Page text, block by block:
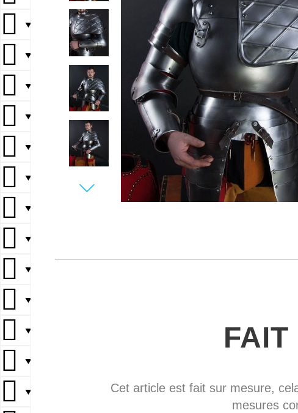
▼
▼
▼
▼
▼
▼
▼
▼
▼
▼
▼
▼
▼
FAIT
Cet article est fait sur mesure,
mesures